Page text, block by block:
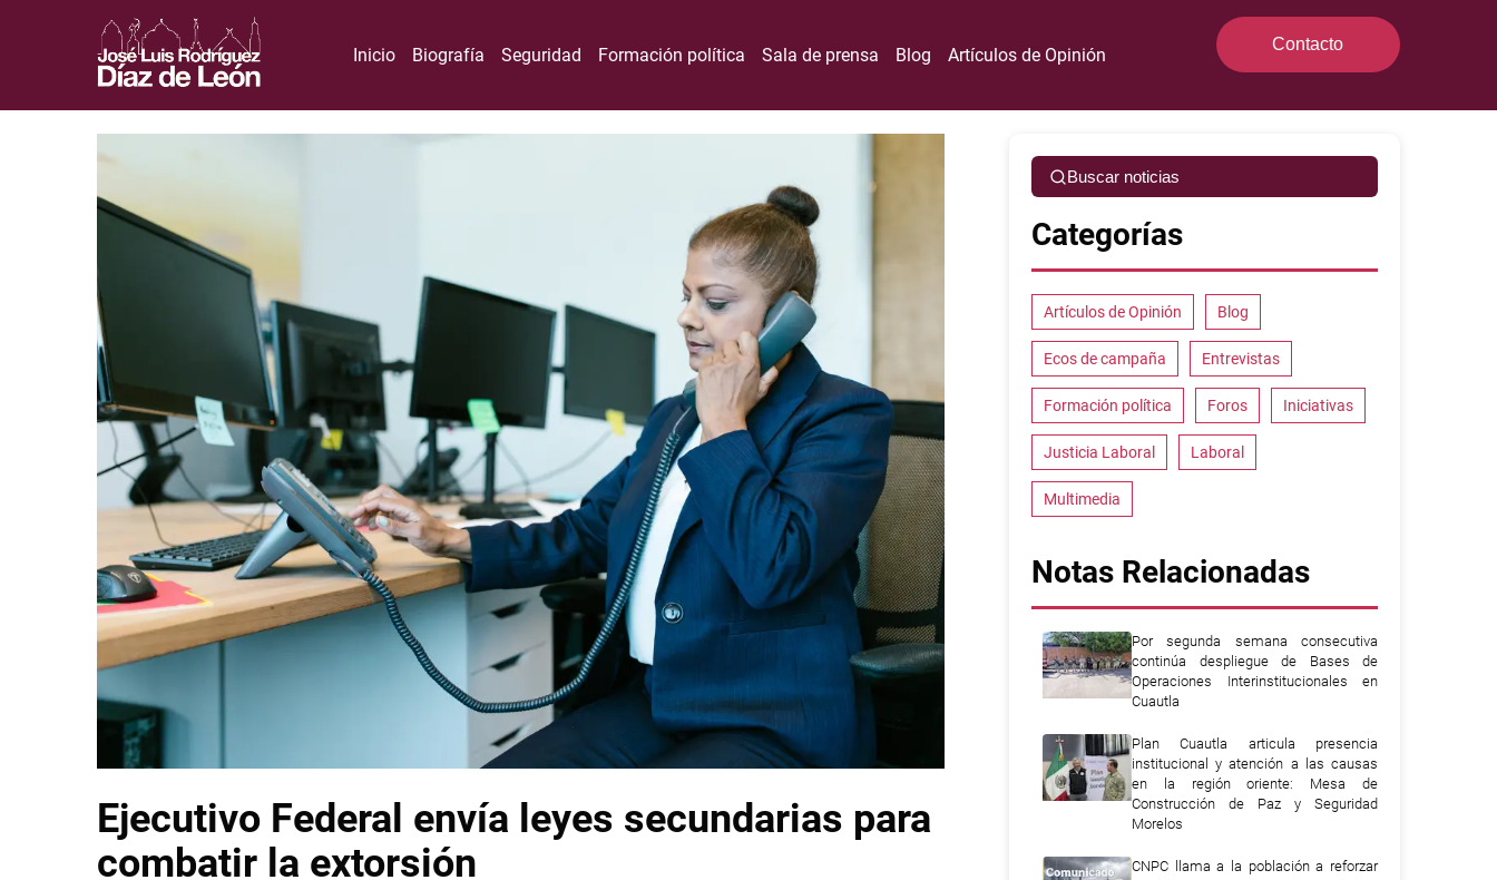
Inicio Biografía Seguridad Formación política Sala de prensa Blog Artículos de Opinión
Contacto
Ejecutivo Federal envía leyes secundarias para
combatir la extorsión
Buscar noticias
Categorías
Artículos de Opinión Blog
Ecos de campaña Entrevistas
Formación política Foros Iniciativas
Justicia Laboral Laboral
Multimedia
Notas Relacionadas
Por segunda semana consecutiva
continúa despliegue de Bases de
Operaciones Interinstitucionales en
Cuautla
Plan Cuautla articula presencia
institucional y atención a las causas
en la región oriente: Mesa de
Construcción de Paz y Seguridad
Morelos
CNPC llama a la población a reforzar